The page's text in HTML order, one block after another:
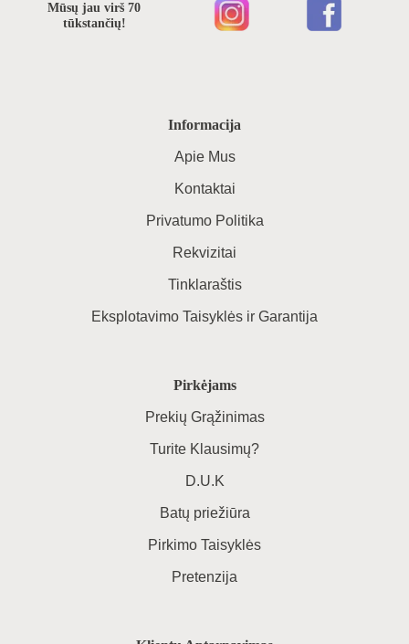
Informacija
Apie Mus
Kontaktai
Privatumo Politika
Rekvizitai
Tinklaraštis
Eksplotavimo Taisyklės ir Garantija
Pirkėjams
Prekių Grąžinimas
Turite Klausimų?
D.U.K
Batų priežiūra
Pirkimo Taisyklės
Pretenzija
Mūsų jau virš 70
tūkstančių!